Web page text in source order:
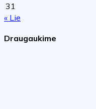
31
« Lie
Draugaukime